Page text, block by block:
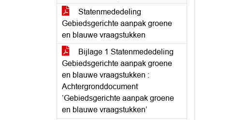
Statenmededeling
Gebiedsgerichte aanpak groene
en blauwe vraagstukken
Bijlage 1 Statenmededeling
Gebiedsgerichte aanpak groene
en blauwe vraagstukken :
Achtergronddocument
‘Gebiedsgerichte aanpak groene
en blauwe vraagstukken’